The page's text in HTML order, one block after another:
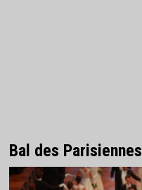
Bal des Parisiennes